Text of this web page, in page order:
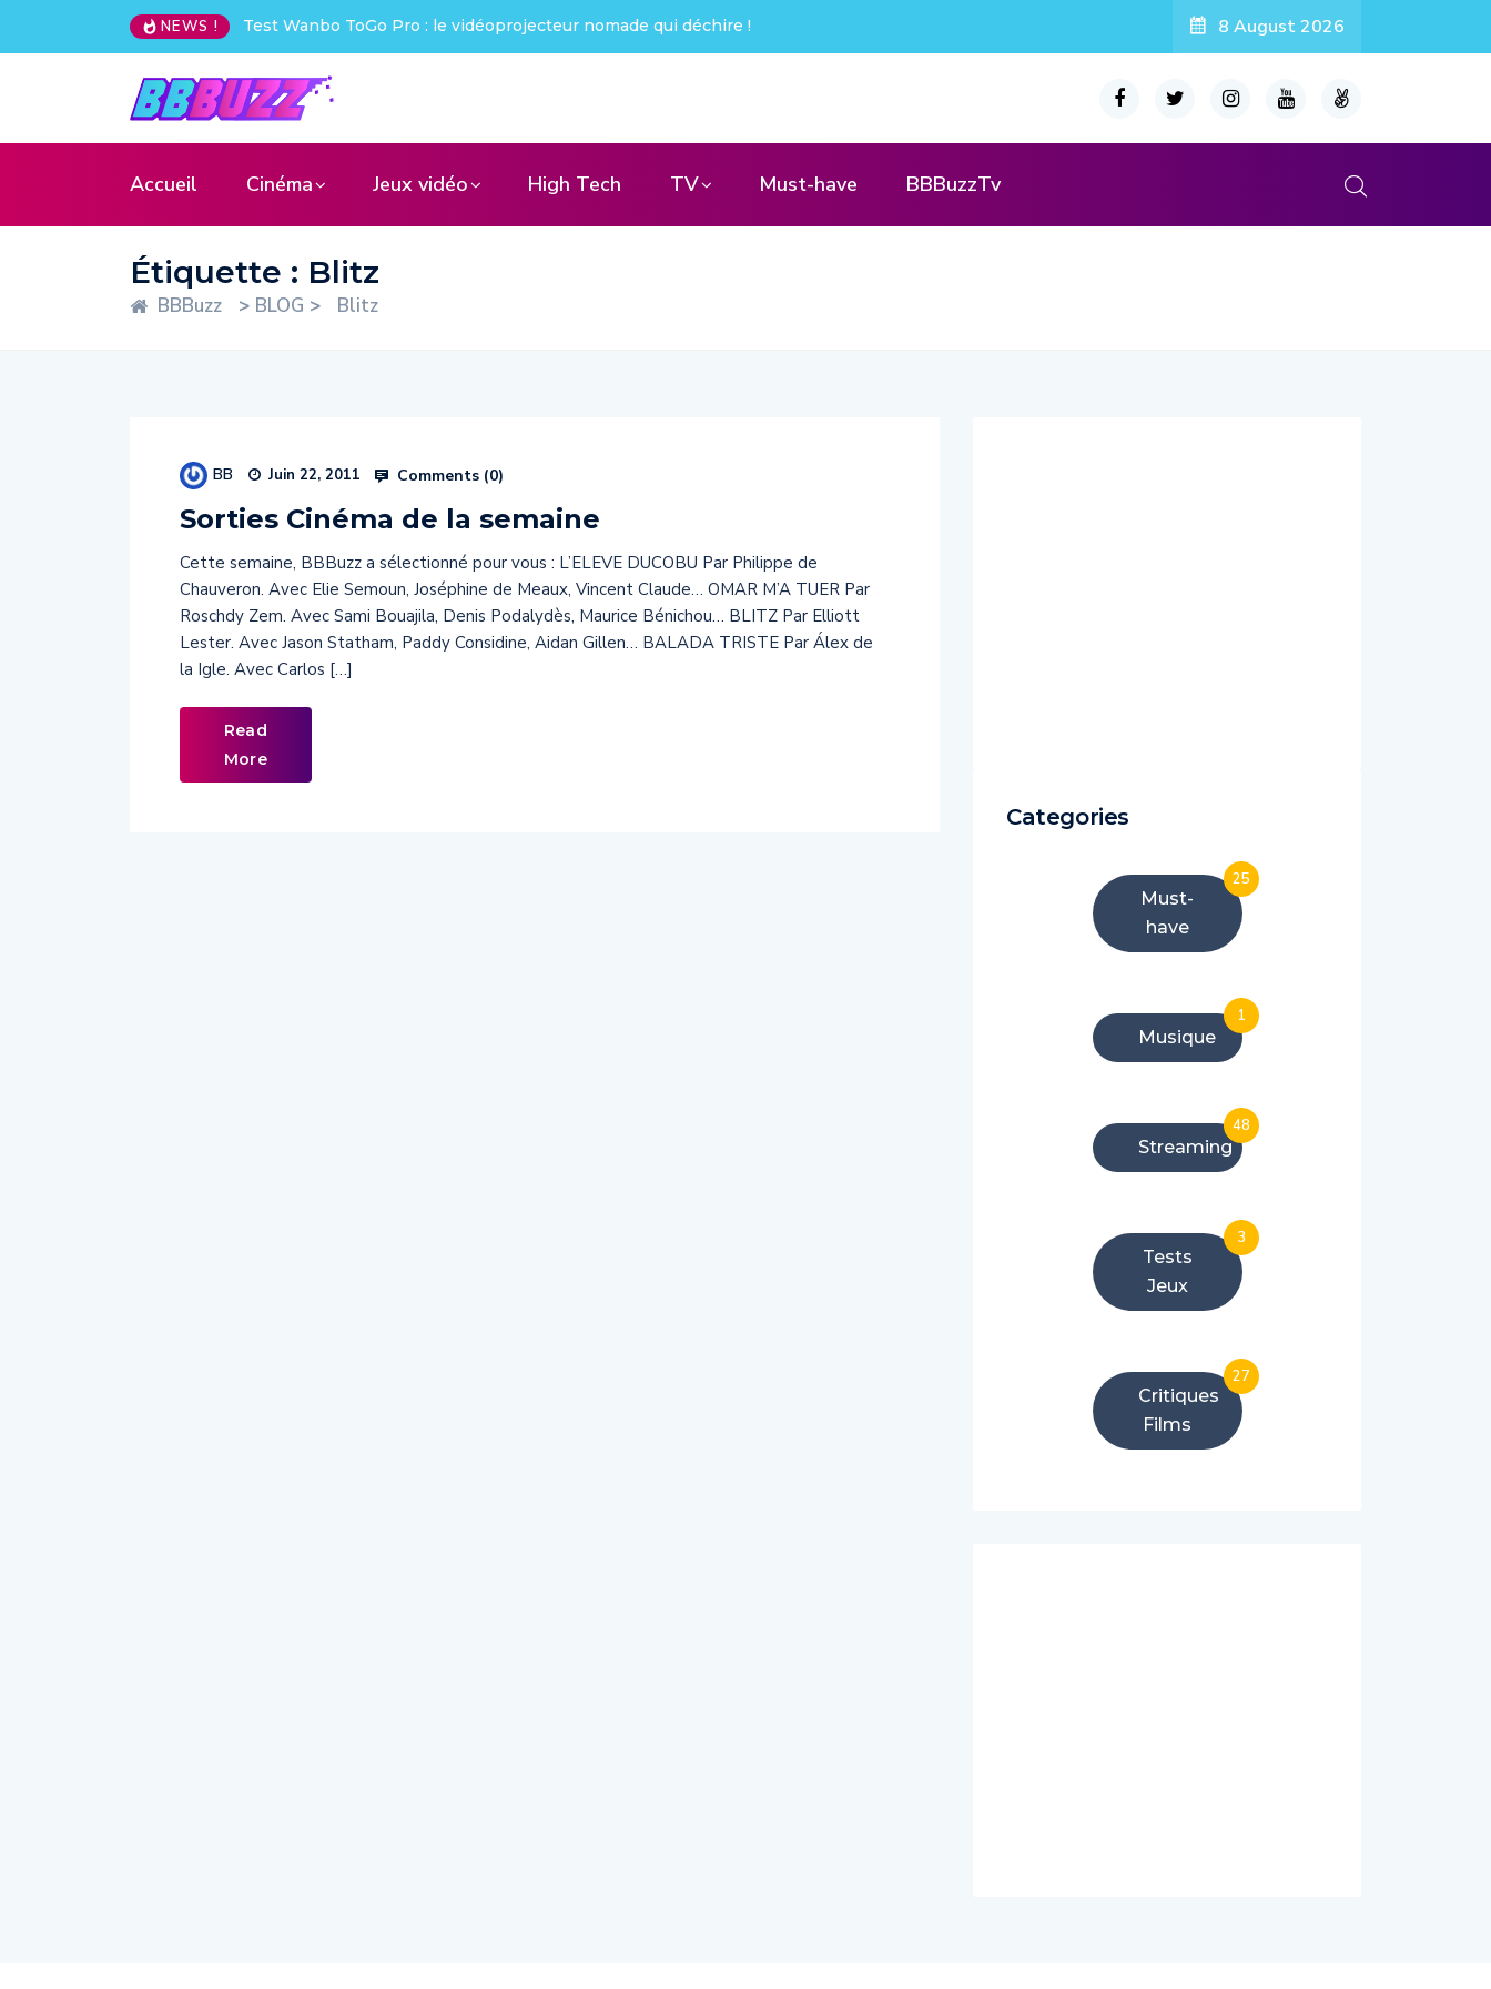
NEWS ! Test Wanbo ToGo Pro : le vidéoprojecteur nomade qui déchire ! 8 August 2026
Accueil Cinéma Jeux vidéo High Tech TV Must-have BBBuzzTv
Étiquette : Blitz
BBBuzz > BLOG > Blitz
BB Juin 22, 2011 Comments (0)
Sorties Cinéma de la semaine
Cette semaine, BBBuzz a sélectionné pour vous : L’ELEVE DUCOBU Par Philippe de
Chauveron. Avec Elie Semoun, Joséphine de Meaux, Vincent Claude… OMAR M’A TUER Par
Roschdy Zem. Avec Sami Bouajila, Denis Podalydès, Maurice Bénichou… BLITZ Par Elliott
Lester. Avec Jason Statham, Paddy Considine, Aidan Gillen… BALADA TRISTE Par Álex de
la Igle. Avec Carlos […]
Read
More
Categories
Must-
have
25
Musique
1
Streaming
48
Tests
Jeux
3
Critiques
Films
27